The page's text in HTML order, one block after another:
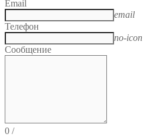
Email
email
Телефон
no-icon
Сообщение
0 /